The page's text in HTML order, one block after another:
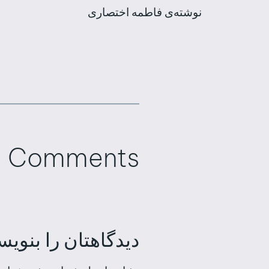
نوشته‌ی فاطمه اختصاری
Comments
دیدگاهتان را